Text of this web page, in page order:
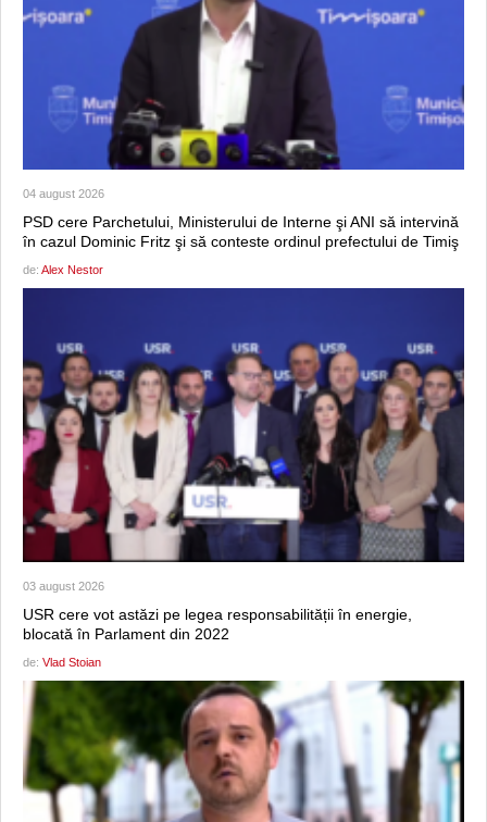
04 august 2026
PSD cere Parchetului, Ministerului de Interne şi ANI să intervină
în cazul Dominic Fritz şi să conteste ordinul prefectului de Timiş
de: Alex Nestor
03 august 2026
USR cere vot astăzi pe legea responsabilității în energie,
blocată în Parlament din 2022
de: Vlad Stoian